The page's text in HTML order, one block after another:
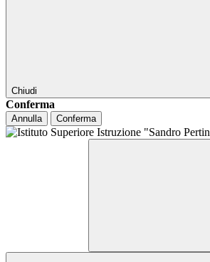
Chiudi
Conferma
Annulla Conferma